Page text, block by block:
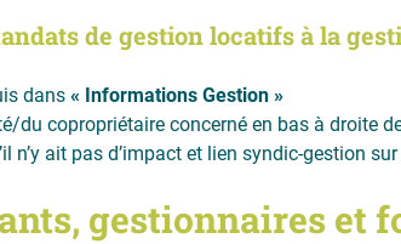
de gestion locatifs à la
dans « Informations Gestion »
du copropriétaire concerné en bas à droite
n’y ait pas d’impact et lien syndic-gestion
gestionnaires et